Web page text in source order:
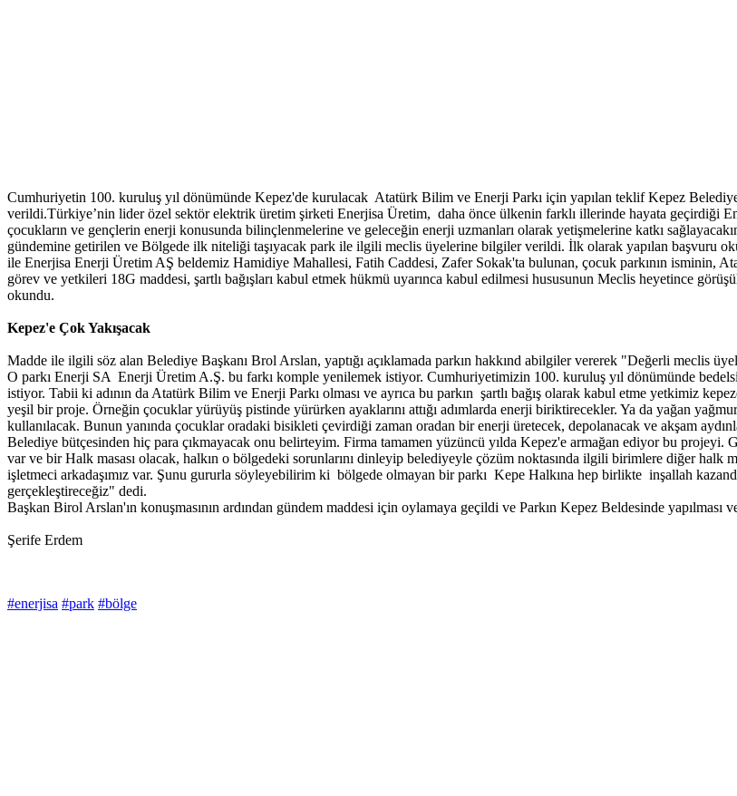
Cumhuriyetin 100. kuruluş yıl dönümünde Kepez'de kurulacak Atatürk Bilim ve Enerji Parkı için yapılan teklif Kepez
verildi.Türkiye’nin lider özel sektör elektrik üretim şirketi Enerjisa Üretim, daha önce ülkenin farklı illerinde hayata geçirdiği
çocukların ve gençlerin enerji konusunda bilinçlenmelerine ve geleceğin enerji uzmanları olarak yetişmelerine katkı
gündemine getirilen ve Bölgede ilk niteliği taşıyacak park ile ilgili meclis üyelerine bilgiler verildi. İlk olarak yapılan
ile Enerjisa Enerji Üretim AŞ beldemiz Hamidiye Mahallesi, Fatih Caddesi, Zafer Sokak'ta bulunan, çocuk parkının isminin,
görev ve yetkileri 18G maddesi, şartlı bağışları kabul etmek hükmü uyarınca kabul edilmesi hususunun Meclis heyetince
okundu.
Kepez'e Çok Yakışacak
Madde ile ilgili söz alan Belediye Başkanı Brol Arslan, yaptığı açıklamada parkın hakkınd abilgiler vererek "Değerli meclis
O parkı Enerji SA Enerji Üretim A.Ş. bu farkı komple yenilemek istiyor. Cumhuriyetimizin 100. kuruluş yıl dönümünde
istiyor. Tabii ki adının da Atatürk Bilim ve Enerji Parkı olması ve ayrıca bu parkın şartlı bağış olarak kabul etme yetkimiz
yeşil bir proje. Örneğin çocuklar yürüyüş pistinde yürürken ayaklarını attığı adımlarda enerji biriktirecekler. Ya da yağan
kullanılacak. Bunun yanında çocuklar oradaki bisikleti çevirdiği zaman oradan bir enerji üretecek, depolanacak ve akşam
Belediye bütçesinden hiç para çıkmayacak onu belirteyim. Firma tamamen yüzüncü yılda Kepez'e armağan ediyor bu
var ve bir Halk masası olacak, halkın o bölgedeki sorunlarını dinleyip belediyeyle çözüm noktasında ilgili birimlere diğer halk
işletmeci arkadaşımız var. Şunu gururla söyleyebilirim ki bölgede olmayan bir parkı Kepe Halkına hep birlikte inşallah
gerçekleştireceğiz" dedi.
Başkan Birol Arslan'ın konuşmasının ardından gündem maddesi için oylamaya geçildi ve Parkın Kepez Beldesinde
Şerife Erdem
#enerjisa #park #bölge